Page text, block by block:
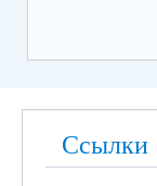
Ссылки